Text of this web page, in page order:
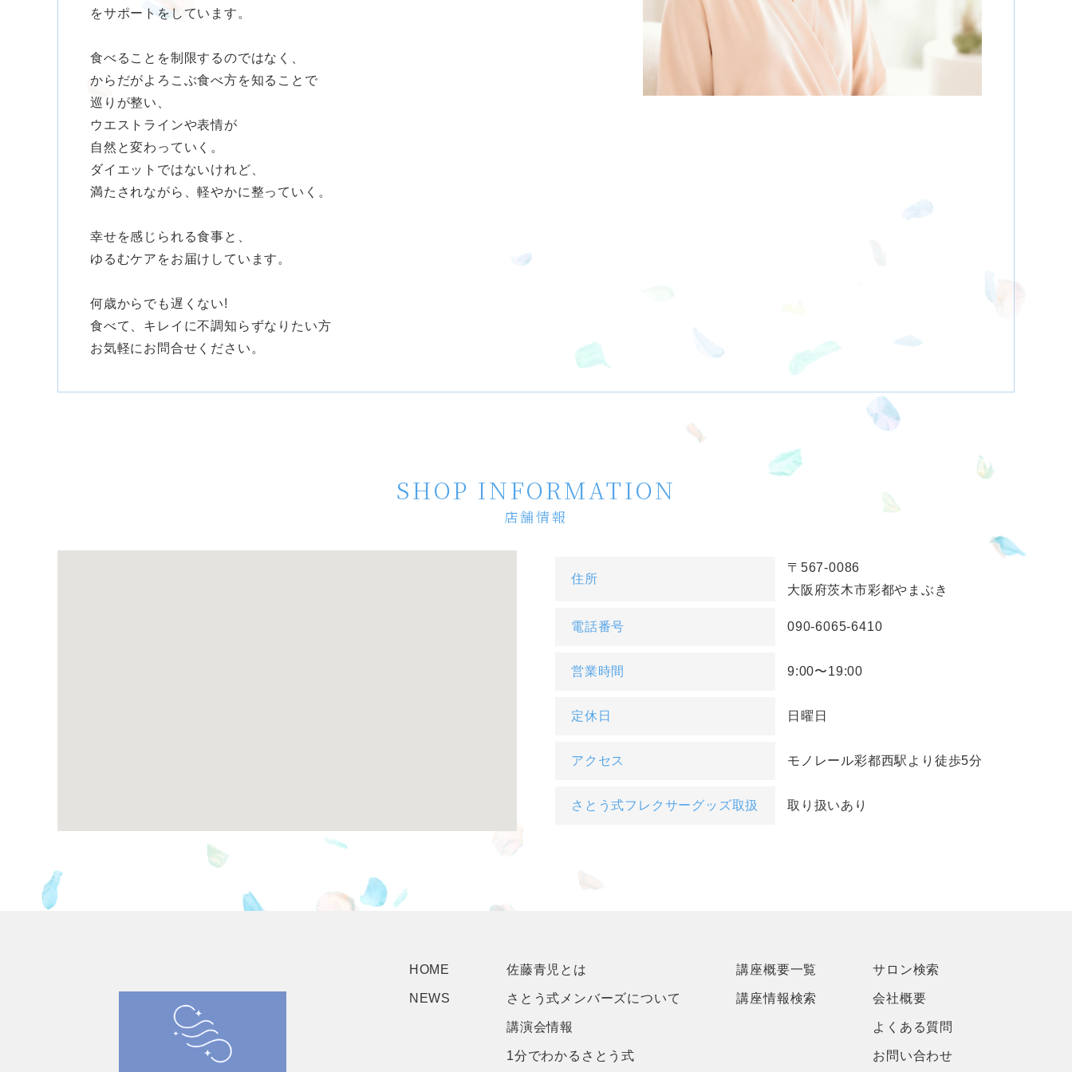
をサポートをしています。
食べることを制限するのではなく、
からだがよろこぶ食べ方を知ることで
巡りが整い、
ウエストラインや表情が
自然と変わっていく。
ダイエットではないけれど、
満たされながら、軽やかに整っていく。
幸せを感じられる食事と、
ゆるむケアをお届けしています。
何歳からでも遅くない!
食べて、キレイに不調知らずなりたい方
お気軽にお問合せください。
SHOP INFORMATION
店舗情報
住所
〒567-0086
大阪府茨木市彩都やまぶき
電話番号 090-6065-6410
営業時間 9:00〜19:00
定休日 日曜日
アクセス モノレール彩都西駅より徒歩5分
さとう式フレクサーグッズ取扱 取り扱いあり
HOME
NEWS
佐藤青児とは
さとう式メンバーズについて
講演会情報
1分でわかるさとう式
講座概要一覧
講座情報検索
サロン検索
会社概要
よくある質問
お問い合わせ